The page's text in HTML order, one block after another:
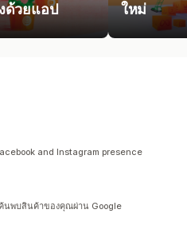
ด้วยแอป
ใหม่
and Instagram presence
นพบสินค้าของคุณผ่าน Google